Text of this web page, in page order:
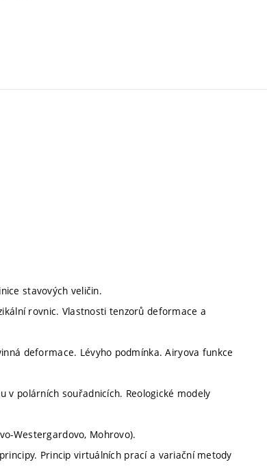
stavových veličin.
rovnic. Vlastnosti tenzorů deformace a
deformace. Lévyho podmínka. Airyova funkce
v polárních souřadnicích. Reologické modely
Westergardovo, Mohrovo).
Princip virtuálních prací a variační metody